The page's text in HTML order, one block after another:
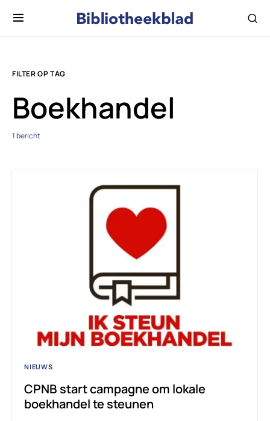
FILTER OP TAG
Boekhandel
1 bericht
NIEUWS
CPNB start campagne om lokale
boekhandel te steunen